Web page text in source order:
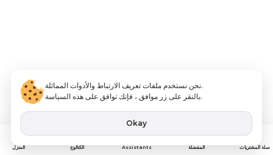
المنزل الكتالوج Assistants المفضلة سلة المشتريات
نحن نستخدم ملفات تعريف الارتباط والأدوات المماثلة.
بالنقر على زر موافق ، فإنك توافق على هذه السياسة.
Okay